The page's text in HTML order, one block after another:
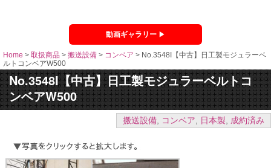
動画ギャラリー
Home > 取扱商品 > 搬送設備 > コンベア > No.3548I【中古】日工製モジュラーベ
ルトコンベアW500
No.3548I【中古】日工製モジュラーベルトコ
ンベアW500
搬送設備, コンベア, 日本製, 成約済み